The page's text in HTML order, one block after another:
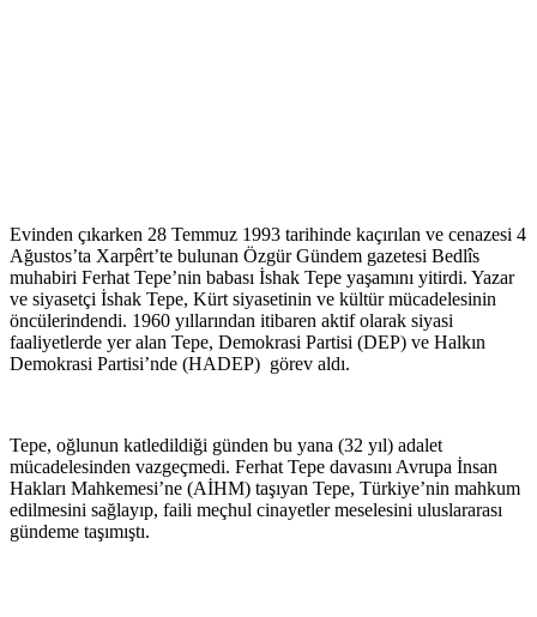
Evinden çıkarken 28 Temmuz 1993 tarihinde kaçırılan ve cenazesi 4
Ağustos’ta Xarpêrt’te bulunan Özgür Gündem gazetesi Bedlîs
muhabiri Ferhat Tepe’nin babası İshak Tepe yaşamını yitirdi. Yazar
ve siyasetçi İshak Tepe, Kürt siyasetinin ve kültür mücadelesinin
öncülerindendi. 1960 yıllarından itibaren aktif olarak siyasi
faaliyetlerde yer alan Tepe, Demokrasi Partisi (DEP) ve Halkın
Demokrasi Partisi’nde (HADEP) görev aldı.
Tepe, oğlunun katledildiği günden bu yana (32 yıl) adalet
mücadelesinden vazgeçmedi. Ferhat Tepe davasını Avrupa İnsan
Hakları Mahkemesi’ne (AİHM) taşıyan Tepe, Türkiye’nin mahkum
edilmesini sağlayıp, faili meçhul cinayetler meselesini uluslararası
gündeme taşımıştı.